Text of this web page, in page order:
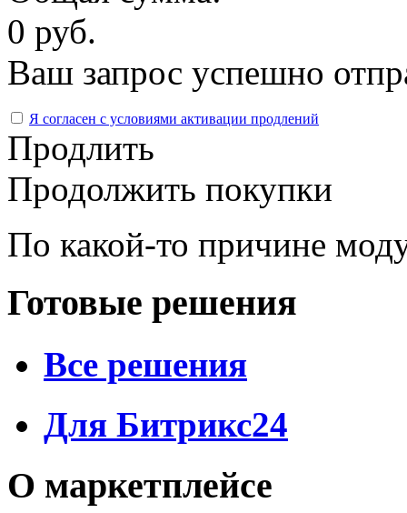
0 руб.
Ваш запрос успешно
Я согласен с условиями активации продлений
Продлить
Продолжить покупки
По какой-то причине
Готовые решения
Все решения
Для Битрикс24
О маркетплейсе